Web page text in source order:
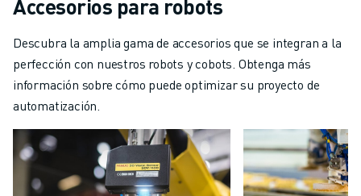
Accesorios para robots
Descubra la amplia gama de accesorios que se integran a la
perfección con nuestros robots y cobots. Obtenga más
información sobre cómo puede optimizar su proyecto de
automatización.